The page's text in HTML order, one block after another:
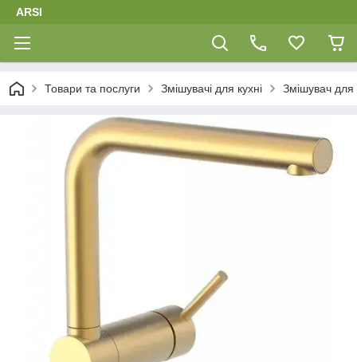
ARSI
Товари та послуги Змішувачі для кухні Змішувач